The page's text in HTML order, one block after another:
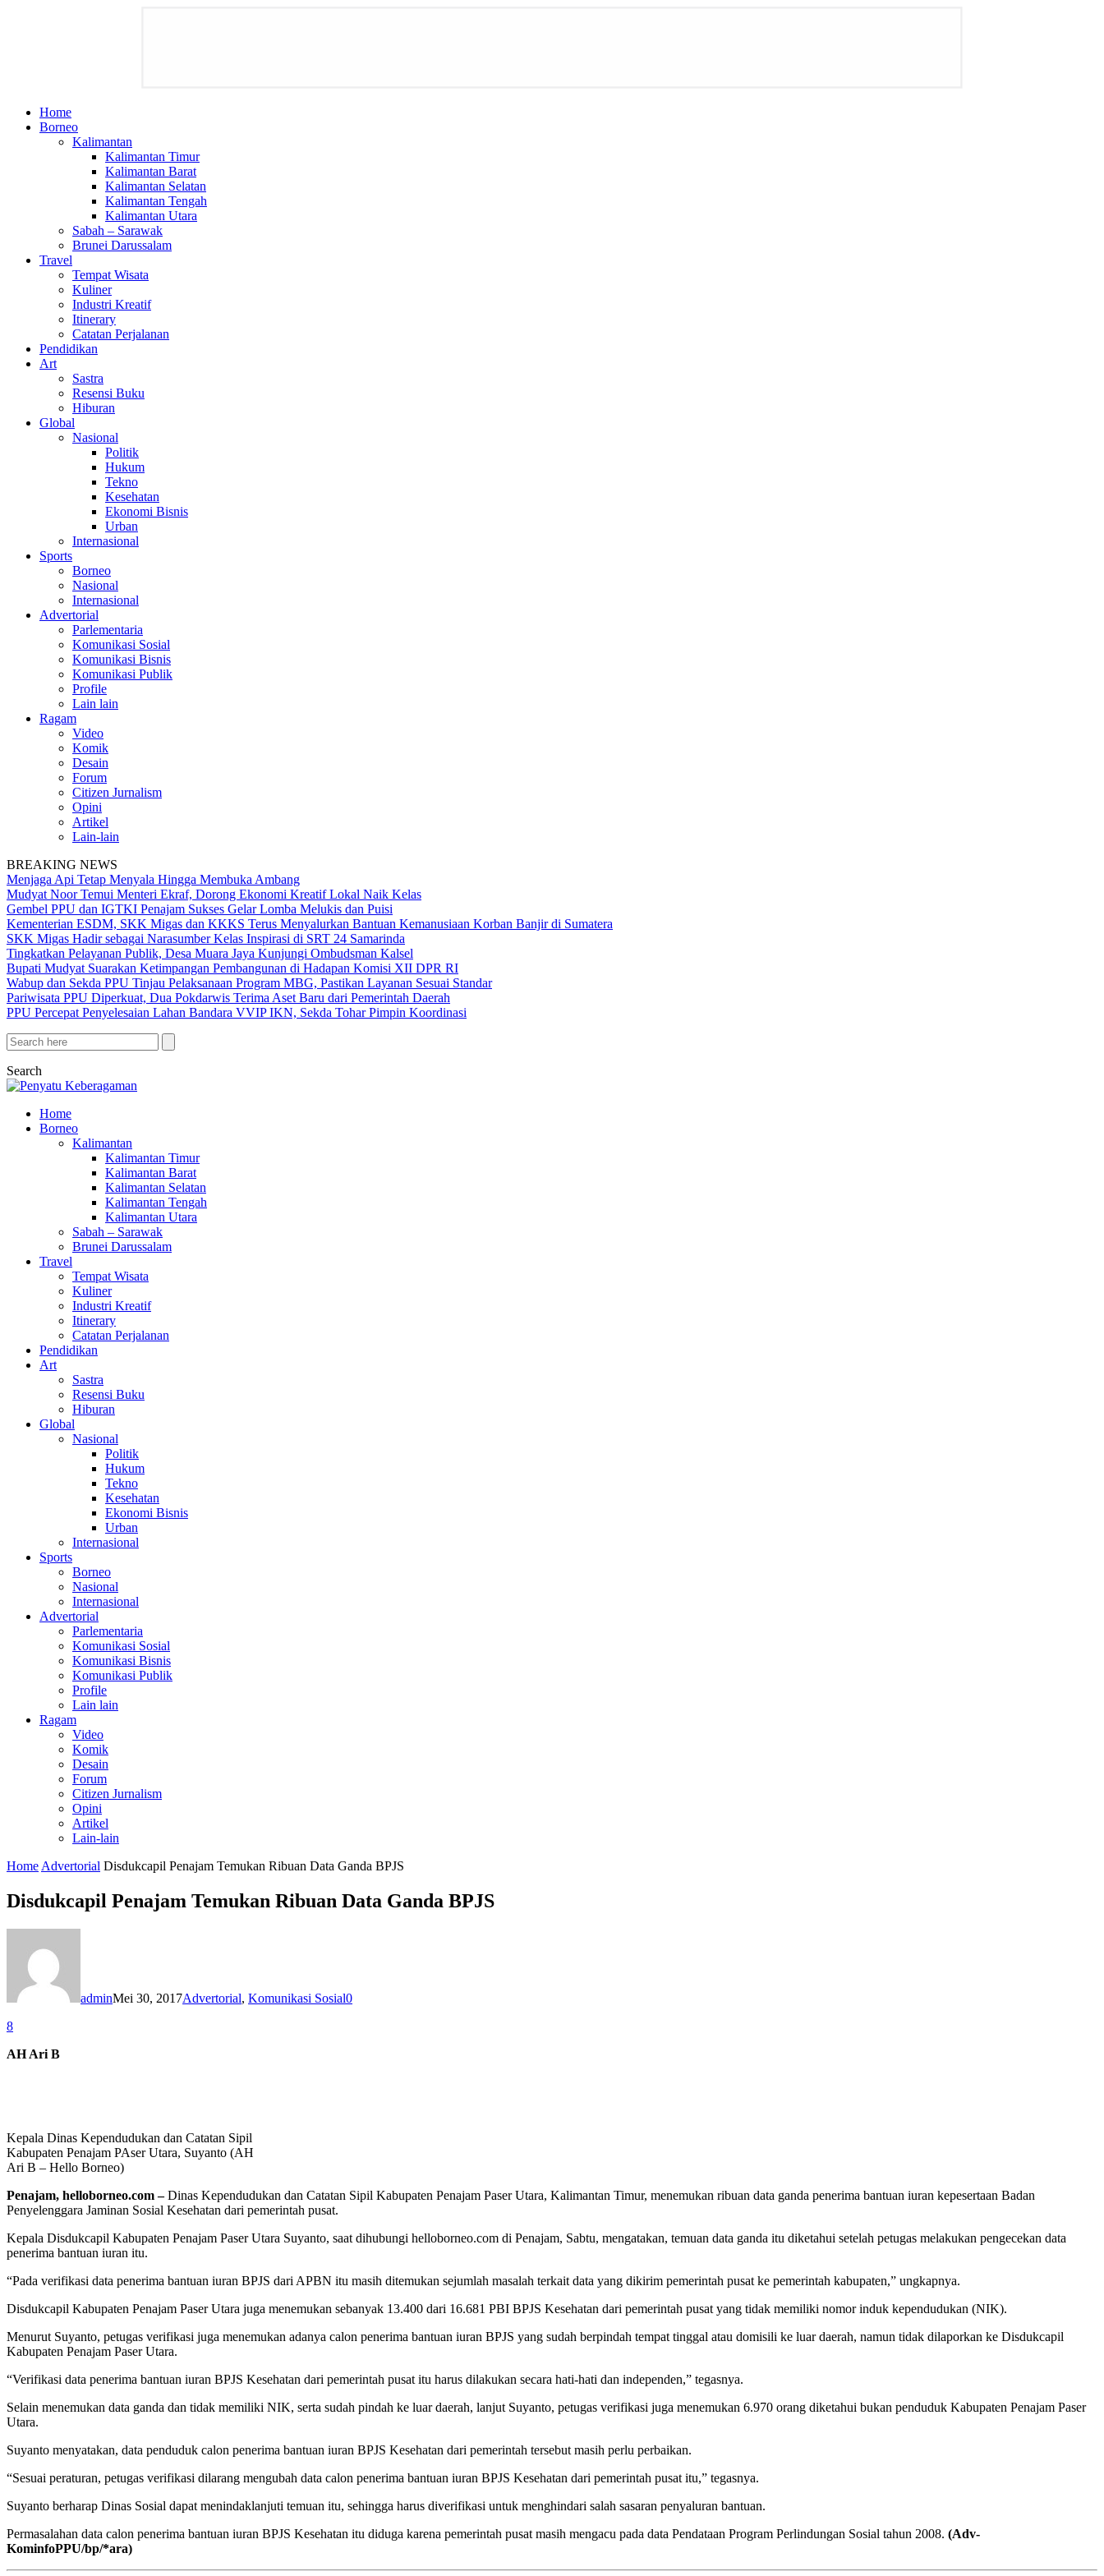
Home
Borneo
Kalimantan
Kalimantan Timur
Kalimantan Barat
Kalimantan Selatan
Kalimantan Tengah
Kalimantan Utara
Sabah – Sarawak
Brunei Darussalam
Travel
Tempat Wisata
Kuliner
Industri Kreatif
Itinerary
Catatan Perjalanan
Pendidikan
Art
Sastra
Resensi Buku
Hiburan
Global
Nasional
Politik
Hukum
Tekno
Kesehatan
Ekonomi Bisnis
Urban
Internasional
Sports
Borneo
Nasional
Internasional
Advertorial
Parlementaria
Komunikasi Sosial
Komunikasi Bisnis
Komunikasi Publik
Profile
Lain lain
Ragam
Video
Komik
Desain
Forum
Citizen Jurnalism
Opini
Artikel
Lain-lain
BREAKING NEWS
Menjaga Api Tetap Menyala Hingga Membuka Ambang
Mudyat Noor Temui Menteri Ekraf, Dorong Ekonomi Kreatif Lokal Naik Kelas
Gembel PPU dan IGTKI Penajam Sukses Gelar Lomba Melukis dan Puisi
Kementerian ESDM, SKK Migas dan KKKS Terus Menyalurkan Bantuan Kemanusiaan Korban Banjir di Sumatera
SKK Migas Hadir sebagai Narasumber Kelas Inspirasi di SRT 24 Samarinda
Tingkatkan Pelayanan Publik, Desa Muara Jaya Kunjungi Ombudsman Kalsel
Bupati Mudyat Suarakan Ketimpangan Pembangunan di Hadapan Komisi XII DPR RI
Wabup dan Sekda PPU Tinjau Pelaksanaan Program MBG, Pastikan Layanan Sesuai Standar
Pariwisata PPU Diperkuat, Dua Pokdarwis Terima Aset Baru dari Pemerintah Daerah
PPU Percepat Penyelesaian Lahan Bandara VVIP IKN, Sekda Tohar Pimpin Koordinasi
Search
Home
Borneo
Kalimantan
Kalimantan Timur
Kalimantan Barat
Kalimantan Selatan
Kalimantan Tengah
Kalimantan Utara
Sabah – Sarawak
Brunei Darussalam
Travel
Tempat Wisata
Kuliner
Industri Kreatif
Itinerary
Catatan Perjalanan
Pendidikan
Art
Sastra
Resensi Buku
Hiburan
Global
Nasional
Politik
Hukum
Tekno
Kesehatan
Ekonomi Bisnis
Urban
Internasional
Sports
Borneo
Nasional
Internasional
Advertorial
Parlementaria
Komunikasi Sosial
Komunikasi Bisnis
Komunikasi Publik
Profile
Lain lain
Ragam
Video
Komik
Desain
Forum
Citizen Jurnalism
Opini
Artikel
Lain-lain
Home Advertorial Disdukcapil Penajam Temukan Ribuan Data Ganda BPJS
Disdukcapil Penajam Temukan Ribuan Data Ganda BPJS
adminMei 30, 2017Advertorial, Komunikasi Sosial0
8
AH Ari B
Kepala Dinas Kependudukan dan Catatan Sipil
Kabupaten Penajam PAser Utara, Suyanto (AH
Ari B – Hello Borneo)
Penajam, helloborneo.com–Dinas Kependudukan dan Catatan Sipil Kabupaten Penajam Paser Utara, Kalimantan Timur, menemukan ribuan data ganda penerima bantuan iuran kepesertaan Badan
Penyelenggara Jaminan Sosial Kesehatan dari pemerintah pusat.
Kepala Disdukcapil Kabupaten Penajam Paser Utara Suyanto, saat dihubungi helloborneo.com di Penajam, Sabtu, mengatakan, temuan data ganda itu diketahui setelah petugas melakukan pengecekan data
penerima bantuan iuran itu.
“Pada verifikasi data penerima bantuan iuran BPJS dari APBN itu masih ditemukan sejumlah masalah terkait data yang dikirim pemerintah pusat ke pemerintah kabupaten,” ungkapnya.
Disdukcapil Kabupaten Penajam Paser Utara juga menemukan sebanyak 13.400 dari 16.681 PBI BPJS Kesehatan dari pemerintah pusat yang tidak memiliki nomor induk kependudukan (NIK).
Menurut Suyanto, petugas verifikasi juga menemukan adanya calon penerima bantuan iuran BPJS yang sudah berpindah tempat tinggal atau domisili ke luar daerah, namun tidak dilaporkan ke Disdukcapil
Kabupaten Penajam Paser Utara.
“Verifikasi data penerima bantuan iuran BPJS Kesehatan dari pemerintah pusat itu harus dilakukan secara hati-hati dan independen,” tegasnya.
Selain menemukan data ganda dan tidak memiliki NIK, serta sudah pindah ke luar daerah, lanjut Suyanto, petugas verifikasi juga menemukan 6.970 orang diketahui bukan penduduk Kabupaten Penajam Paser
Utara.
Suyanto menyatakan, data penduduk calon penerima bantuan iuran BPJS Kesehatan dari pemerintah tersebut masih perlu perbaikan.
“Sesuai peraturan, petugas verifikasi dilarang mengubah data calon penerima bantuan iuran BPJS Kesehatan dari pemerintah pusat itu,” tegasnya.
Suyanto berharap Dinas Sosial dapat menindaklanjuti temuan itu, sehingga harus diverifikasi untuk menghindari salah sasaran penyaluran bantuan.
Permasalahan data calon penerima bantuan iuran BPJS Kesehatan itu diduga karena pemerintah pusat masih mengacu pada data Pendataan Program Perlindungan Sosial tahun 2008. (Adv-
KominfoPPU/bp/*ara)